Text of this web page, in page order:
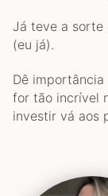
Já teve a sorte
(eu já).
Dê
for tão incrível
investir vá aos